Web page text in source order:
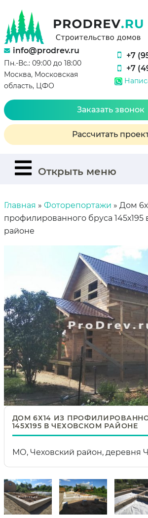
info@prodrev.ru
Пн.-Вс.: 09:00 до 18:00
Москва, Московская
область, ЦФО
+7
+7
Заказать звонок
Рассчитать
Открыть меню
Главная » Фоторепортажи » Дом
профилированного бруса 145х195
районе
ДОМ 6Х14 ИЗ
145Х195 В ЧЕХОВСКОМ РАЙОНЕ
МО, Чеховский район, деревня